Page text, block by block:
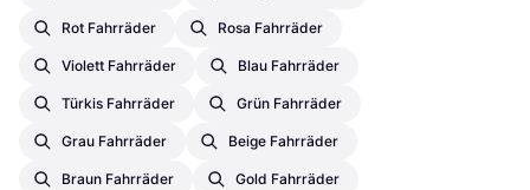
Rot Fahrräder Rosa Fahrräder
Violett Fahrräder Blau Fahrräder
Türkis Fahrräder Grün Fahrräder
Grau Fahrräder Beige Fahrräder
Braun Fahrräder Gold Fahrräder